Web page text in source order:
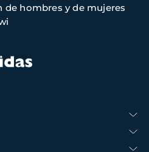
de hombres y de mujeres